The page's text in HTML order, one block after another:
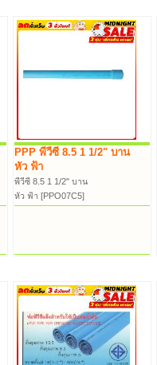
PPP พีวีซี 8.5 1 1/2" บาน
หัว ฟ้า
พีวีซี 8.5 1 1/2" บาน
หัว ฟ้า [PPO07C5]